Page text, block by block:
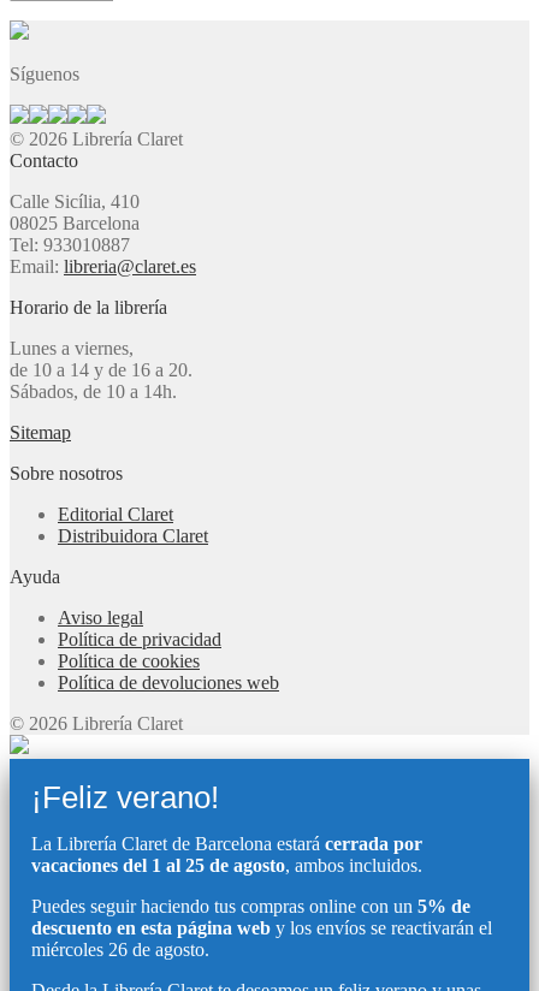
Síguenos
© 2026 Librería Claret
Contacto
Calle Sicília, 410
08025 Barcelona
Tel: 933010887
Email: libreria@claret.es
Horario de la librería
Lunes a viernes,
de 10 a 14 y de 16 a 20.
Sábados, de 10 a 14h.
Sitemap
Sobre nosotros
Editorial Claret
Distribuidora Claret
Ayuda
Aviso legal
Política de privacidad
Política de cookies
Política de devoluciones web
© 2026 Librería Claret
¡Feliz verano!
La Librería Claret de Barcelona estará cerrada por
vacaciones del 1 al 25 de agosto, ambos incluidos.
Puedes seguir haciendo tus compras online con un 5% de
descuento en esta página web y los envíos se reactivarán el
miércoles 26 de agosto.